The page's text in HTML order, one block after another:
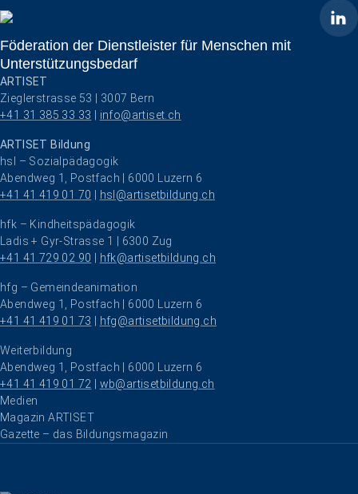
ARTISET
Föderation der Dienstleister für Menschen mit
Unterstützungsbedarf
ARTISET
Zieglerstrasse 53 | 3007 Bern
+41 31 385 33 33
info@artiset.ch
ARTISET Bildung
hsl – Sozialpädagogik
Abendweg 1, Postfach | 6000 Luzern 6
+41 41 419 01 70
hsl@artisetbildung.ch
hfk – Kindheitspädagogik
Ladis + Gyr-Strasse 1 | 6300 Zug
+41 41 729 02 90
hfk@artisetbildung.ch
hfg – Gemeindeanimation
Abendweg 1, Postfach | 6000 Luzern 6
+41 41 419 01 73
hfg@artisetbildung.ch
Weiterbildung
Abendweg 1, Postfach | 6000 Luzern 6
+41 41 419 01 72
wb@artisetbildung.ch
Navigation überspringen
Medien
Magazin ARTISET
Gazette – das Bildungsmagazin